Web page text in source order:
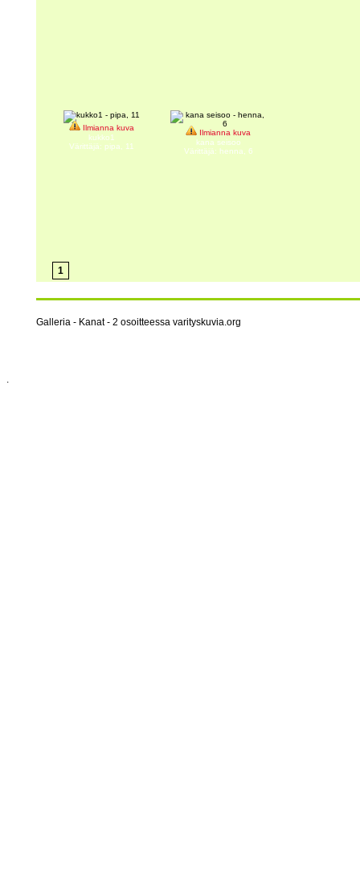
Ilmianna kuva
kukko1
Värittäjä: pipa, 11
Ilmianna kuva
kana seisoo
Värittäjä: henna, 6
1
Galleria - Kanat - 2 osoitteessa varityskuvia.org
.